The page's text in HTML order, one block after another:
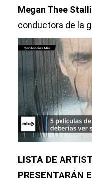
Megan Thee
conductora de la
LISTA DE
PRESENTARÁN